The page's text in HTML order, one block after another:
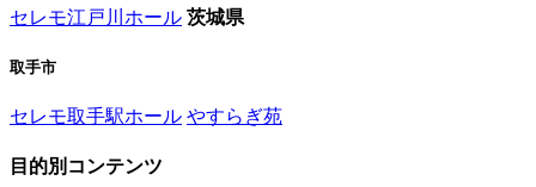
セレモ江戸川ホール 茨城県
取手市
セレモ取手駅ホール やすらぎ苑
目的別コンテンツ